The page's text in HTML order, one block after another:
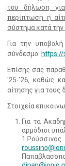
του δήλωση
περίπτωση η
σύστημα κατά την
Για την
σύνδεσμο: https://
Επίσης σας
'25-'26, καθώς
αίτησης για τους
Στοιχεία
Για τα
αρμόδιοι
roussino@